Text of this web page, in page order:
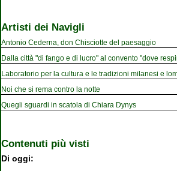
Artisti dei Navigli
Antonio Cederna, don Chisciotte del paesaggio
Dalla città "di fango e di lucro" al convento "dove
Laboratorio per la cultura e le tradizioni milanesi e
Noi che si rema contro la notte
Quegli sguardi in scatola di Chiara Dynys
Contenuti più visti
Di oggi: